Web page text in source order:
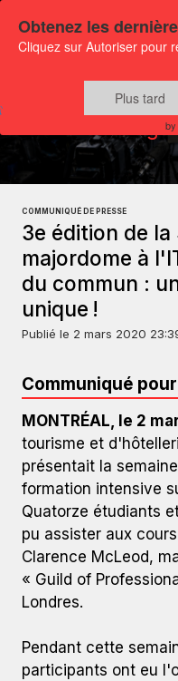
Communiqués
Actualités
COMMUNIQUÉ DE PRESSE
3e édition de la
majordome à
du commun :
unique !
Publié le 2 mars 2020
De gauche à droite :
Fondation de l’ITHQ;
Pierre Gagné; Kristof
Communiqué
MONTRÉAL, le 2
tourisme et
présentait la
formation intensive
Quatorze étudiants
pu assister aux
Clarence McLeod,
« Guild of
Londres.
Pendant cette
participants ont eu
Obtenez les
Cliquez sur Autoriser pour
Plus tard